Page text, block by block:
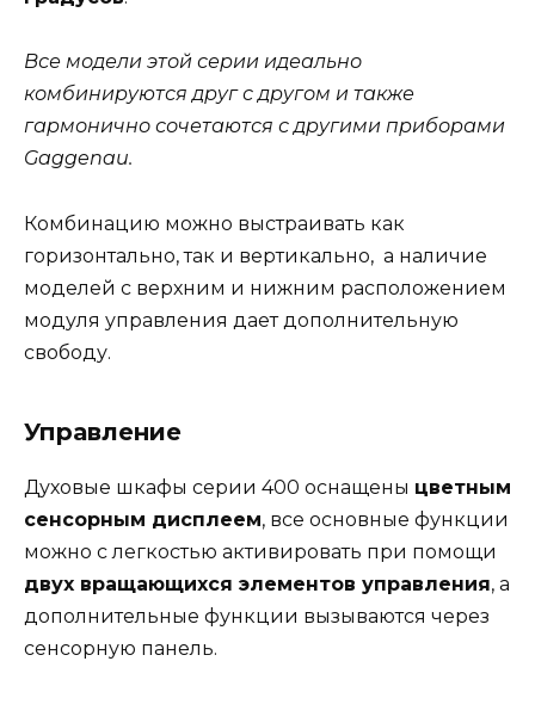
Все модели этой серии идеально
комбинируются друг с другом и также
гармонично сочетаются с другими приборами
Gaggenau.
Комбинацию можно выстраивать как
горизонтально, так и вертикально, а наличие
моделей с верхним и нижним расположением
модуля управления дает дополнительную
свободу.
Управление
Духовые шкафы серии 400 оснащены цветным
сенсорным дисплеем, все основные функции
можно с легкостью активировать при помощи
двух вращающихся элементов управления, а
дополнительные функции вызываются через
сенсорную панель.